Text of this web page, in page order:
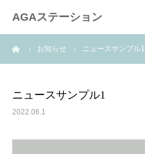
AGAステーション
お知らせ ニュースサンプル1
ニュースサンプル1
2022.06.1
HOME